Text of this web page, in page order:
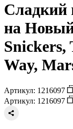
Сладкий
на
Way,
Артикул: 1216097
Артикул: 1216097